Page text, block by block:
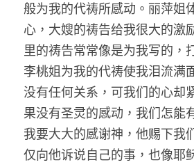
般为我的代祷所感动。丽萍姐
心，大嫂的祷告给我很大的激
里的祷告常常像是为我写的，
李桃姐为我的代祷使我泪流满
没有任何关系，可我们的心却
果没有圣灵的感动，我们怎能
我要大大的感谢神，他赐下我
仅向他诉说自己的事，也像耶